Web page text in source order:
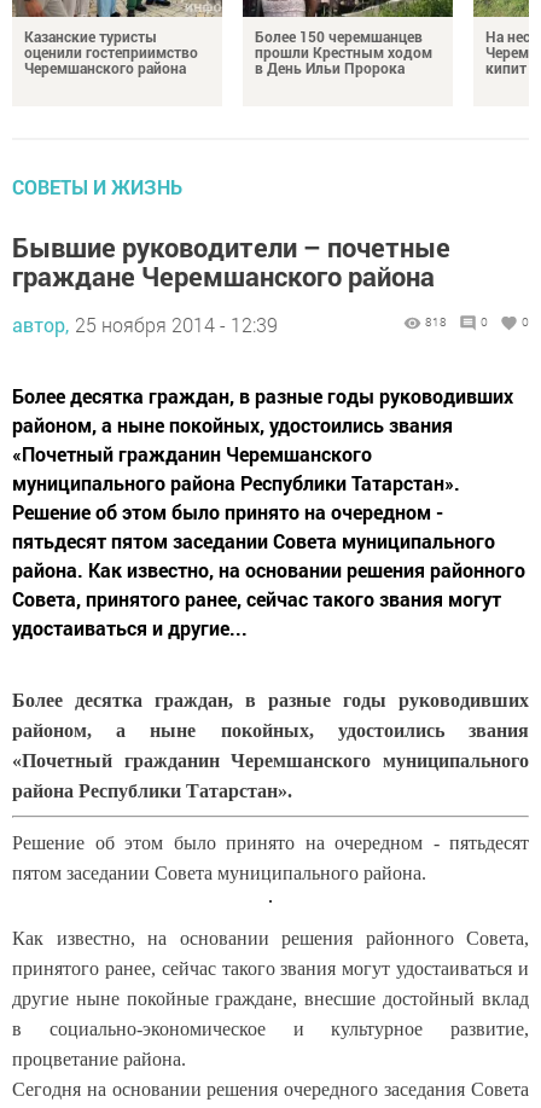
Казанские туристы
оценили гостеприимство
Черемшанского района
Более 150 черемшанцев
прошли Крестным ходом
в День Ильи Пророка
На
кипит
СОВЕТЫ И ЖИЗНЬ
Бывшие руководители – почетные
граждане Черемшанского района
автор, 25 ноября 2014 - 12:39 818 0 0
Более десятка граждан, в разные годы руководивших
районом, а ныне покойных, удостоились звания
«Почетный гражданин Черемшанского
муниципального района Республики Татарстан».
Решение об этом было принято на очередном -
пятьдесят пятом заседании Совета муниципального
района. Как известно, на основании решения районного
Совета, принятого ранее, сейчас такого звания могут
удостаиваться и другие...
Более десятка граждан, в разные годы руководивших
районом, а ныне покойных, удостоились звания
«Почетный гражданин Черемшанского муниципального
района Республики Татарстан».
Решение об этом было принято на очередном - пятьдесят
пятом заседании Совета муниципального района.
Как известно, на основании решения районного Совета,
принятого ранее, сейчас такого звания могут удостаиваться и
другие ныне покойные граждане, внесшие достойный вклад
в социально-экономическое и культурное развитие,
процветание района.
Сегодня на основании решения очередного заседания Совета